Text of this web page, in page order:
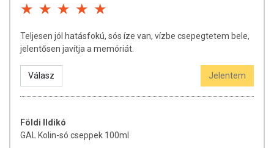
Teljesen jól hatásfokú, sós íze van, vízbe csepegtetem bele,
jelentősen javítja a memóriát.
Válasz Jelentem
Földi Ildikó
GAL Kolin-só cseppek 100ml